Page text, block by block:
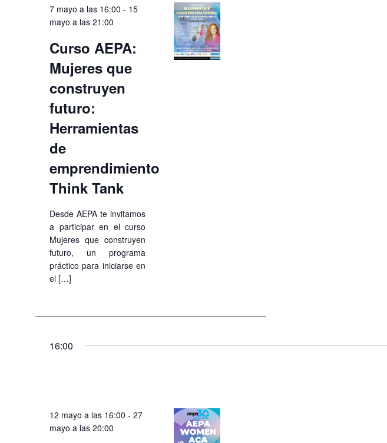
7 mayo a las 16:00 - 15
mayo a las 21:00
Curso AEPA:
Mujeres que
construyen
futuro:
Herramientas
de
emprendimiento
Think Tank
Desde AEPA te invitamos
a participar en el curso
Mujeres que construyen
futuro, un programa
práctico para iniciarse en
el […]
16:00
12 mayo a las 16:00 - 27
mayo a las 20:00